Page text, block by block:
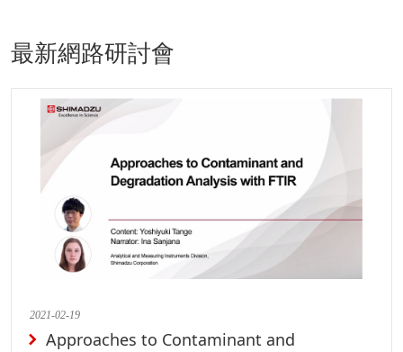
最新網路研討會
2021-02-19
Approaches to Contaminant and